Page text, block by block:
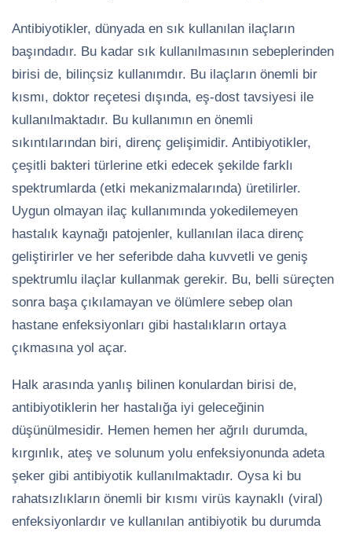
Antibiyotikler, dünyada en sık kullanılan ilaçların
başındadır. Bu kadar sık kullanılmasının sebeplerinden
birisi de, bilinçsiz kullanımdır. Bu ilaçların önemli bir
kısmı, doktor reçetesi dışında, eş-dost tavsiyesi ile
kullanılmaktadır. Bu kullanımın en önemli
sıkıntılarından biri, direnç gelişimidir. Antibiyotikler,
çeşitli bakteri türlerine etki edecek şekilde farklı
spektrumlarda (etki mekanizmalarında) üretilirler.
Uygun olmayan ilaç kullanımında yokedilemeyen
hastalık kaynağı patojenler, kullanılan ilaca direnç
geliştirirler ve her seferibde daha kuvvetli ve geniş
spektrumlu ilaçlar kullanmak gerekir. Bu, belli süreçten
sonra başa çıkılamayan ve ölümlere sebep olan
hastane enfeksiyonları gibi hastalıkların ortaya
çıkmasına yol açar.
Halk arasında yanlış bilinen konulardan birisi de,
antibiyotiklerin her hastalığa iyi geleceğinin
düşünülmesidir. Hemen hemen her ağrılı durumda,
kırgınlık, ateş ve solunum yolu enfeksiyonunda adeta
şeker gibi antibiyotik kullanılmaktadır. Oysa ki bu
rahatsızlıkların önemli bir kısmı virüs kaynaklı (viral)
enfeksiyonlardır ve kullanılan antibiyotik bu durumda